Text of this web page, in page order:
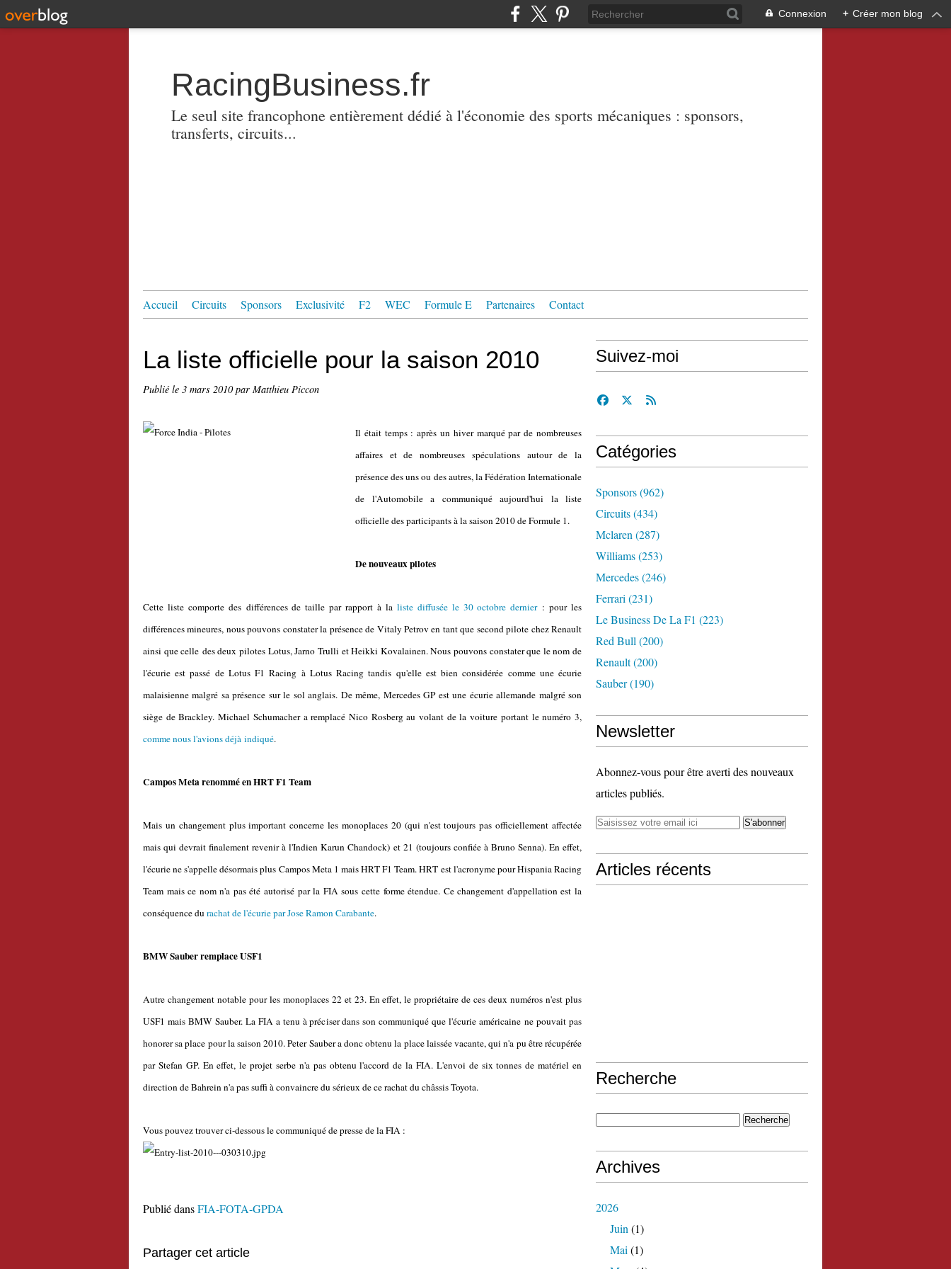
Connexion + Créer mon blog
RacingBusiness.fr
Le seul site francophone entièrement dédié à l'économie des sports mécaniques : sponsors,
transferts, circuits...
Accueil Circuits Sponsors Exclusivité F2 WEC Formule E Partenaires Contact
La liste officielle pour la saison 2010
Publié le 3 mars 2010par Matthieu Piccon
Il était temps : après un hiver marqué par de nombreuses
affaires et de nombreuses spéculations autour de la
présence des uns ou des autres, la Fédération Internationale
de l'Automobile a communiqué aujourd'hui la liste
officielle des participants à la saison 2010 de Formule 1.
De nouveaux pilotes
Cette liste comporte des différences de taille par rapport à la liste diffusée le 30 octobre dernier: pour les
différences mineures, nous pouvons constater la présence de Vitaly Petrov en tant que second pilote chez Renault
ainsi que celle des deux pilotes Lotus, Jarno Trulli et Heikki Kovalainen. Nous pouvons constater que le nom de
l'écurie est passé de Lotus F1 Racing à Lotus Racing tandis qu'elle est bien considérée comme une écurie
malaisienne malgré sa présence sur le sol anglais. De même, Mercedes GP est une écurie allemande malgré son
siège de Brackley. Michael Schumacher a remplacé Nico Rosberg au volant de la voiture portant le numéro 3,
comme nous l'avions déjà indiqué.
Campos Meta renommé en HRT F1 Team
Mais un changement plus important concerne les monoplaces 20 (qui n'est toujours pas officiellement affectée
mais qui devrait finalement revenir à l'Indien Karun Chandock) et 21 (toujours confiée à Bruno Senna). En effet,
l'écurie ne s'appelle désormais plus Campos Meta 1 mais HRT F1 Team. HRT est l'acronyme pour Hispania Racing
Team mais ce nom n'a pas été autorisé par la FIA sous cette forme étendue. Ce changement d'appellation est la
conséquence du rachat de l'écurie par Jose Ramon Carabante.
BMW Sauber remplace USF1
Autre changement notable pour les monoplaces 22 et 23. En effet, le propriétaire de ces deux numéros n'est plus
USF1 mais BMW Sauber. La FIA a tenu à préciser dans son communiqué que l'écurie américaine ne pouvait pas
honorer sa place pour la saison 2010. Peter Sauber a donc obtenu la place laissée vacante, qui n'a pu être récupérée
par Stefan GP. En effet, le projet serbe n'a pas obtenu l'accord de la FIA. L'envoi de six tonnes de matériel en
direction de Bahrein n'a pas suffi à convaincre du sérieux de ce rachat du châssis Toyota.
Vous pouvez trouver ci-dessous le communiqué de presse de la FIA :
Publié dansFIA-FOTA-GPDA
Partager cet article
Suivez-moi
Catégories
Sponsors(962)
Circuits(434)
Mclaren (287)
Williams(253)
Mercedes(246)
Ferrari (231)
Le Business De La F1 (223)
Red Bull (200)
Renault(200)
Sauber(190)
Newsletter
Abonnez-vous pour être averti des nouveaux
articles publiés.
Articles récents
Recherche
Archives
2026
Juin (1)
Mai (1)